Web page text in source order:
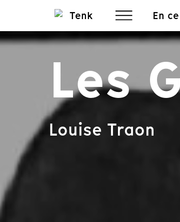
En
Les
Louise Traon